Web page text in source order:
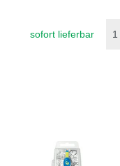
sofort lieferbar